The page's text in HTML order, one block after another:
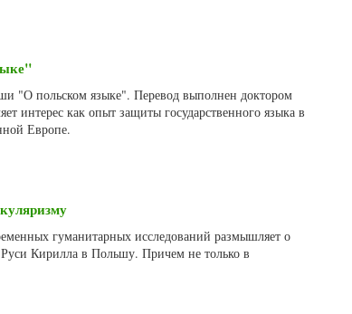
"О польском языке". Перевод выполнен доктором
интерес как опыт защиты государственного языка в
Европе.
гуманитарных исследований размышляет о
Кирилла в Польшу. Причем не только в